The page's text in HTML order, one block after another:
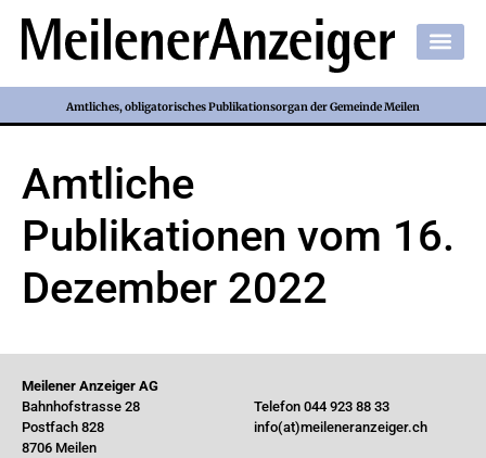
Amtliches, obligatorisches Publikationsorgan der Gemeinde Meilen
Amtliche
Publikationen vom 16.
Dezember 2022
Meilener Anzeiger AG
Bahnhofstrasse 28
Postfach 828
8706 Meilen
Telefon 044 923 88 33
info(at)meileneranzeiger.ch